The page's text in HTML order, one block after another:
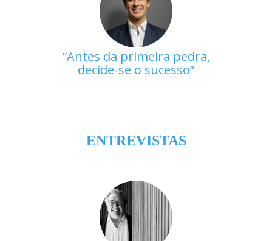
Antes da primeira pedra,
decide-se o sucesso
ENTREVISTAS